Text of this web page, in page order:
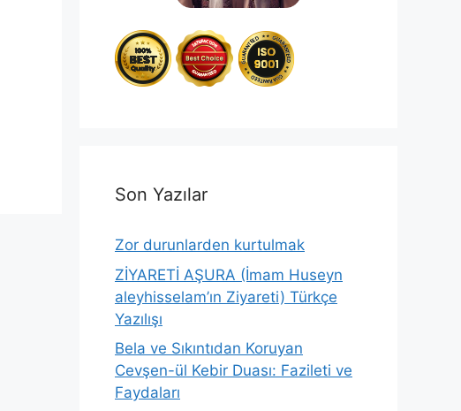
Son Yazılar
Zor durunlarden kurtulmak
ZİYARETİ AŞURA (İmam Huseyn
aleyhisselam’ın Ziyareti) Türkçe
Yazılışı
Bela ve Sıkıntıdan Koruyan
Cevşen-ül Kebir Duası: Fazileti ve
Faydaları